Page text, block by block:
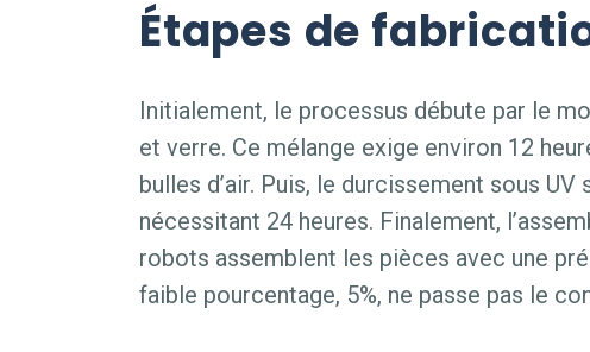
Étapes de
Initialement, le processus débute par le
et verre. Ce mélange exige environ 12
bulles d’air. Puis, le durcissement sous
nécessitant 24 heures. Finalement,
robots assemblent les pièces avec une
faible pourcentage, 5%, ne passe pas le